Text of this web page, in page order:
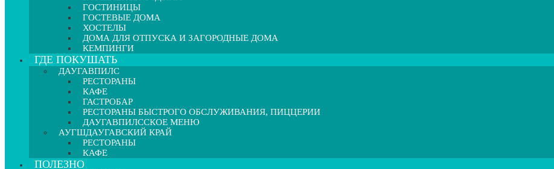
ГОСТИНИЦЫ
ГОСТЕВЫЕ ДОМА
ХОСТЕЛЫ
ДОМА ДЛЯ ОТПУСКА И ЗАГОРОДНЫЕ ДОМА
КЕМПИНГИ
ГДЕ ПОКУШАТЬ
ДАУГАВПИЛС
РЕСТОРАНЫ
КАФЕ
ГАСТРОБАР
РЕСТОРАНЫ БЫСТРОГО ОБСЛУЖИВАНИЯ, ПИЦЦЕРИИ
ДАУГАВПИЛССКОЕ МЕНЮ
АУГШДАУГАВСКИЙ КРАЙ
РЕСТОРАНЫ
КАФЕ
ПОЛЕЗНО